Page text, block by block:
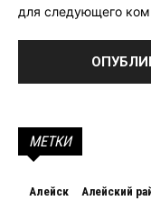
для следующего
МЕТКИ
Алейск Алейский